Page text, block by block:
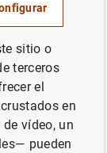
sitio o
terceros
el
en
vídeo, un
pueden